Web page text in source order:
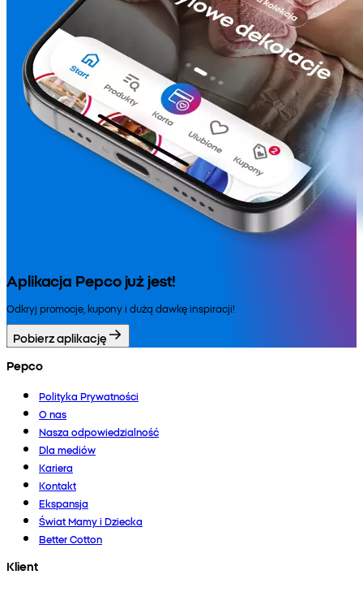
Aplikacja Pepco już jest!
Odkryj promocje, kupony i dużą dawkę inspiracji!
Pobierz aplikację
Pepco
Polityka Prywatności
O nas
Nasza odpowiedzialność
Dla mediów
Kariera
Kontakt
Ekspansja
Świat Mamy i Dziecka
Better Cotton
Klient